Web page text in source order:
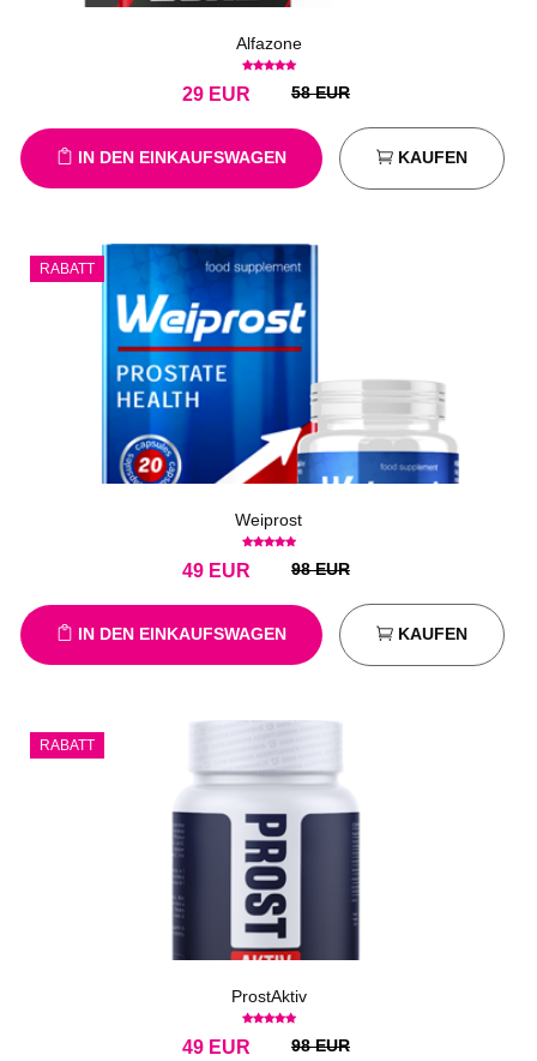
Alfazone
EUR
29 58 EUR
IN DEN EINKAUFSWAGEN KAUFEN
RABATT
Weiprost
EUR
49 98 EUR
IN DEN EINKAUFSWAGEN KAUFEN
RABATT
ProstAktiv
EUR
49 98 EUR